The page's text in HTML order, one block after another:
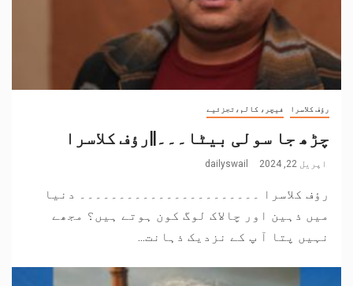
رؤف کلاسرا فیچر، کالم،تجزئیے
چڑھ جا سولی بیٹا۔۔۔||رؤف کلاسرا
اپریل 22, 2024 dailyswail
رؤف کلاسرا ۔۔۔۔۔۔۔۔۔۔۔۔۔۔۔۔۔۔۔۔۔۔۔ دنیا
میں ذہین اور چالاک لوگ کون ہوتے ہیں؟ مجھے
نہیں پتا آ پ کے نزدیک ذہانت...